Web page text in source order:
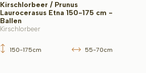
Kirschlorbeer / Prunus
Laurocerasus Etna 150-175 cm -
Ballen
Kirschlorbeer
150-175cm 55-70cm